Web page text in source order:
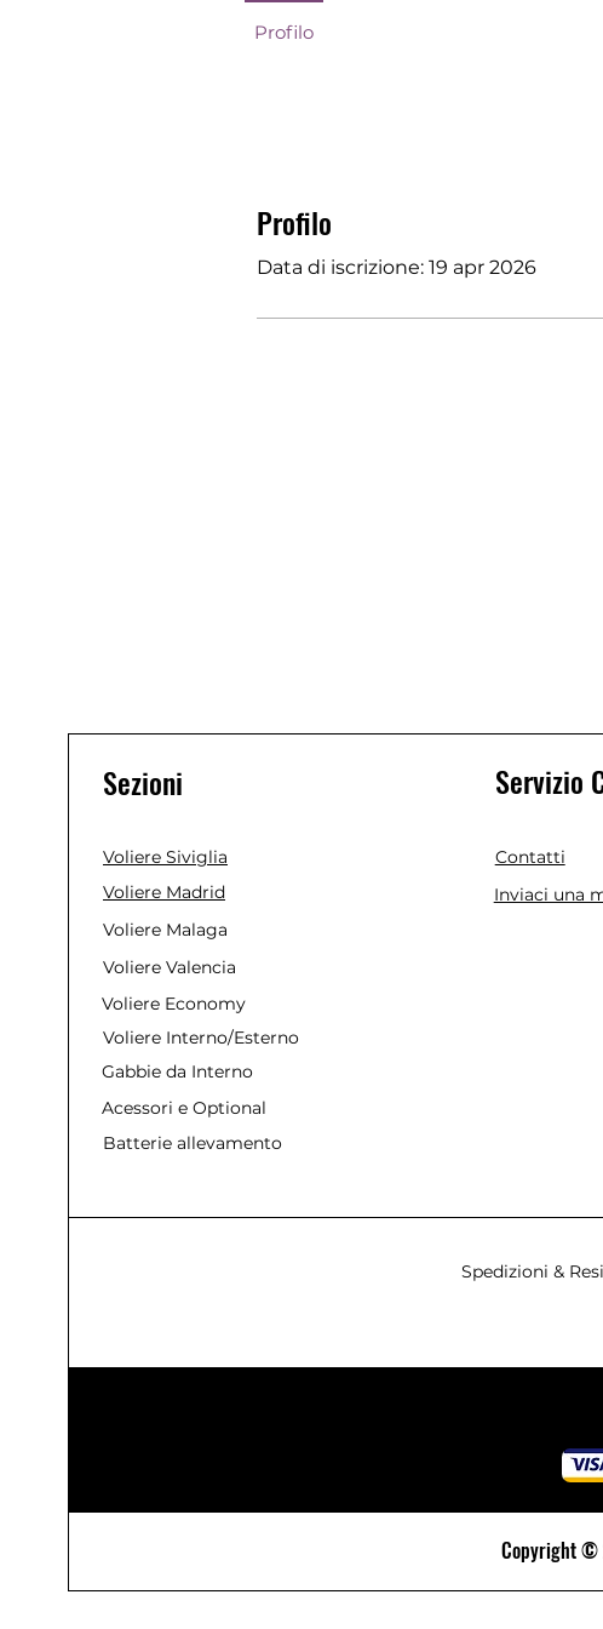
Profilo
Data di iscrizione: 19 apr 2026
Profilo
Sezioni
Voliere Siviglia
Voliere Madrid
Voliere Malaga
Voliere Valencia
Voliere Economy
Voliere Interno/Esterno
Gabbie da Interno
Acessori e Optional
Batterie allevamento
Servizio
Contatti
Inviaci una
Spedizioni & Resi
Copyright ©